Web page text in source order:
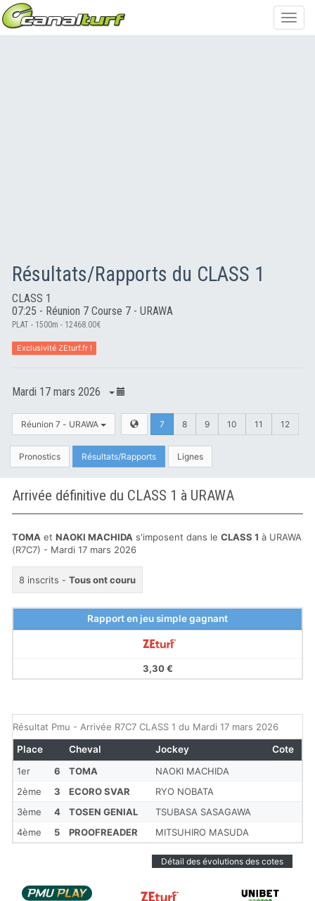
Résultats/Rapports du CLASS 1
CLASS 1
07:25 - Réunion 7 Course 7 - URAWA
PLAT - 1500m - 12468.00€
Exclusivité ZEturf.fr !
Mardi 17 mars 2026
Réunion 7 - URAWA 7 8 9 10 11 12
Pronostics Résultats/Rapports Lignes
Arrivée définitive du CLASS 1 à URAWA
TOMA et NAOKI MACHIDA s'imposent dans le CLASS 1 à URAWA
(R7C7) - Mardi 17 mars 2026
8 inscrits - Tous ont couru
Rapport en jeu simple gagnant
3,30 €
Résultat Pmu - Arrivée R7C7 CLASS 1 du Mardi 17 mars 2026
1er 6 TOMA
NAOKI MACHIDA
2ème
3 ECORO SVAR
RYO NOBATA
3ème
4 TOSEN GENIAL
TSUBASA SASAGAWA
4ème
5 PROOFREADER MITSUHIRO MASUDA
Place Cheval Jockey Cote
Détail des évolutions des cotes